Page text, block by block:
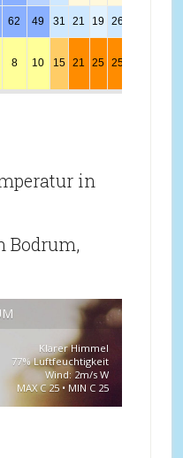
62 49 31 21 19 26
8 10 15 21 25 25
in
Bodrum,
Klarer Himmel
77% Luftfeuchtigkeit
Wind: 2m/s W
MAX C 25 • MIN C 25